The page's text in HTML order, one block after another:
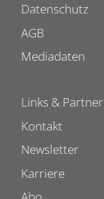
Datenschutz
AGB
Mediadaten
Links & Partner
Kontakt
Newsletter
Karriere